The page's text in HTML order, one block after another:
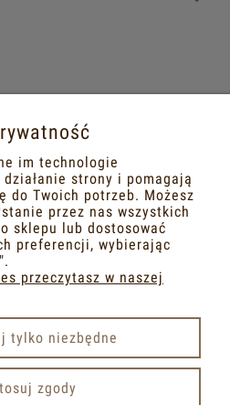
PYTANIA?
na adres mailowy
społecznościowych
INSTAGRAM
wersję strony
im technologie
strony i pomagają
do Twoich potrzeb. Możesz
przez nas wszystkich
sklepu lub dostosować
preferencji, wybierając
przeczytasz w naszej
tylko niezbędne
zgody